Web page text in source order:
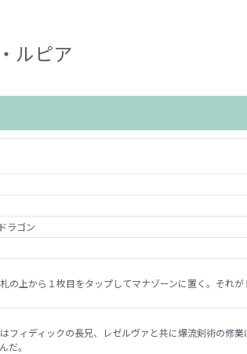
ルピア
ラゴン
上から１枚目をタップしてマナゾーンに置く。それ
フィディックの長兄、レゼルヴァと共に爆流剣術の修
だ。